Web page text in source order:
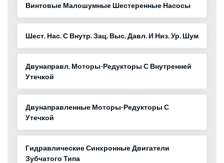
Винтовые Малошумные Шестеренные Насосы
Шест. Нас. С Внутр. Зац. Выс. Давл. И Низ. Ур. Шум
Двунаправл. Моторы-Редукторы С Внутренней
Утечкой
Двунаправленные Моторы-Редукторы С
Утечкой
Гидравлические Синхронные Двигатели
Зубчатого Типа